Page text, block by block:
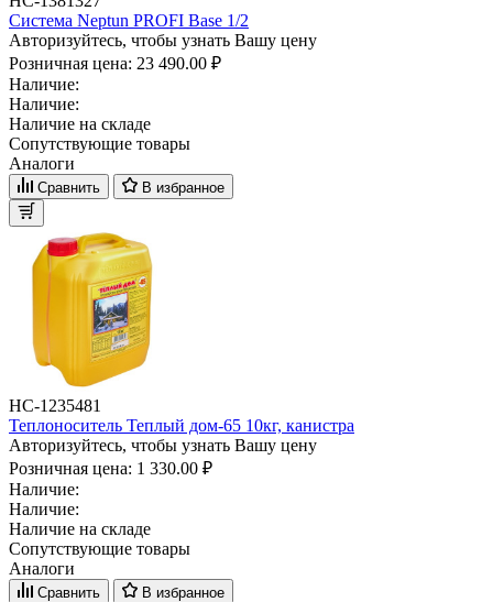
Система Neptun PROFI Base 1/2
Авторизуйтесь, чтобы узнать Вашу цену
Розничная цена: 23 490.00 ₽
Наличие:
Наличие:
Наличие на складе
Сопутствующие товары
Аналоги
Сравнить В избранное
НС-1235481
Теплоноситель Теплый дом-65 10кг, канистра
Авторизуйтесь, чтобы узнать Вашу цену
Розничная цена: 1 330.00 ₽
Наличие:
Наличие:
Наличие на складе
Сопутствующие товары
Аналоги
Сравнить В избранное